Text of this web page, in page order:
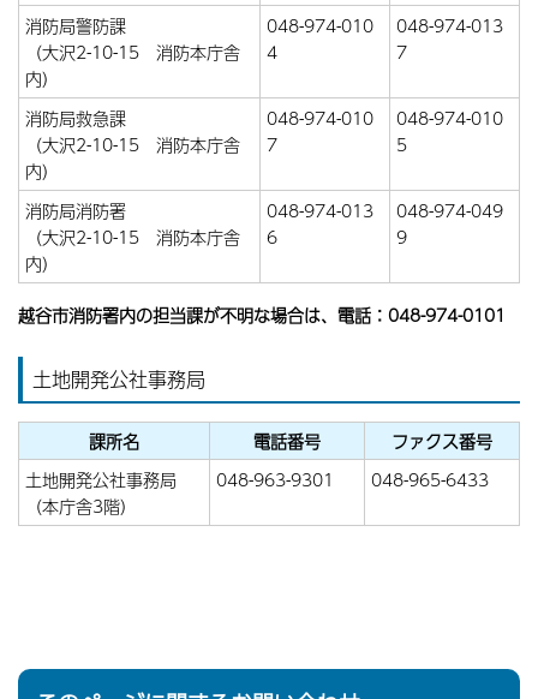
消防局警防課
（大沢2-10-15 消防本庁舎
内）
048-974-010
4
048-974-013
7
消防局救急課
（大沢2-10-15 消防本庁舎
内）
048-974-010
7
048-974-010
5
消防局消防署
（大沢2-10-15 消防本庁舎
内）
048-974-013
6
048-974-049
9
越谷市消防署内の担当課が不明な場合は、電話：048-974-0101
土地開発公社事務局
課所名 電話番号
ファクス番号
土地開発公社事務局
（本庁舎3階）
048-963-9301 048-965-6433